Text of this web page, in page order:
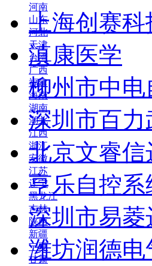
河南
山东
河北
天津
台湾
广西
福建
海南
湖南
湖北
江西
浙江
安徽
江苏
辽宁
黑龙江
吉林
陕西
新疆
宁夏
甘肃
上海创赛科
滇康医学
柳州市中
深圳市百
北京文睿
亨乐自控
深圳市易
潍坊润德电